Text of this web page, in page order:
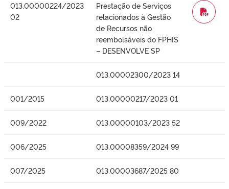
013.00000224/2023
02
Prestação de Serviços
relacionados à Gestão
de Recursos não
reembolsáveis do FPHIS
– DESENVOLVE SP
WORD
013.00002300/2023 14
001/2015 013.00000217/2023 01
009/2022 013.00000103/2023 52
006/2025 013.00008359/2024 99
007/2025 013.00003687/2025 80